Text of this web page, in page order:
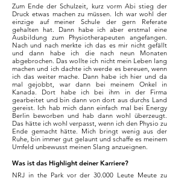
Zum Ende der Schulzeit, kurz vorm Abi stieg der
Druck etwas machen zu müssen. Ich war wohl der
einzige auf meiner Schule der gern Referate
gehalten hat. Dann habe ich aber erstmal eine
Ausbildung zum Physiotherapeuten angefangen.
Nach und nach merkte ich das es mir nicht gefällt
und dann habe ich die nach neun Monaten
abgebrochen. Das wollte ich nicht mein Leben lang
machen und ich dachte ich werde es bereuen, wenn
ich das weiter mache. Dann habe ich hier und da
mal gejobbt, war dann bei meinem Onkel in
Kanada. Dort habe ich bei ihm in der Firma
gearbeitet und bin dann von dort aus durchs Land
gereist. Ich hab mich dann einfach mal bei Energy
Berlin beworben und hab dann wohl überzeugt.
Das hätte ich wohl verpasst, wenn ich den Physio zu
Ende gemacht hätte. Mich bringt wenig aus der
Ruhe, bin immer gut gelaunt und schaffe es meinem
Umfeld unbewusst meinen Slang anzueignen.
Was ist das Highlight deiner Karriere?
NRJ in the Park vor der 30.000 Leute Meute zu